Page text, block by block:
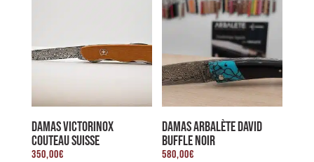
au
plus
DAMAS VICTORINOX
COUTEAU SUISSE
350,00€
DAMAS ARBALÈTE DAVID
BUFFLE NOIR
580,00€